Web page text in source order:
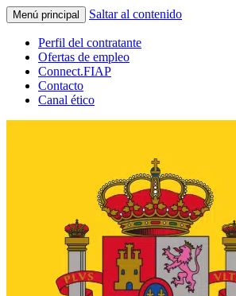
Menú principal Saltar al contenido
Perfil del contratante
Ofertas de empleo
Connect.FIAP
Contacto
Canal ético